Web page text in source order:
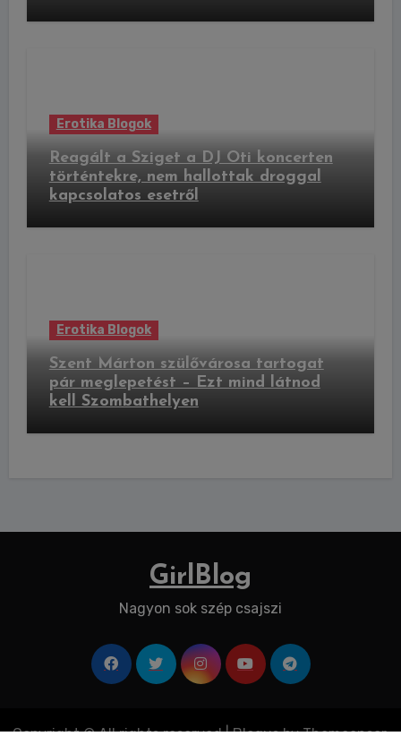
Erotika Blogok
Reagált a Sziget a DJ Oti koncerten
történtekre, nem hallottak droggal
kapcsolatos esetről
Erotika Blogok
Szent Márton szülővárosa tartogat
pár meglepetést – Ezt mind látnod
kell Szombathelyen
GirlBlog
Nagyon sok szép csajszi